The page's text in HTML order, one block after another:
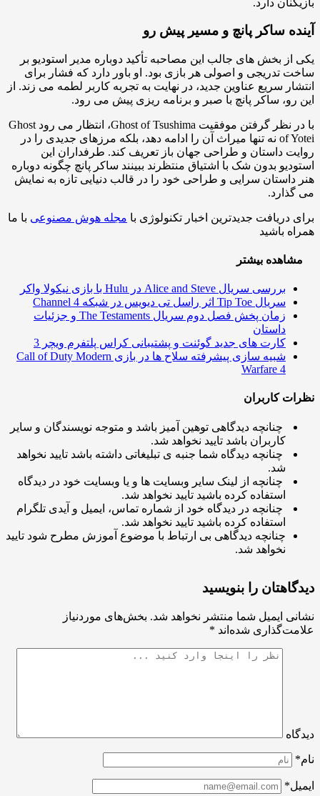
دارد.
ساکر پانچ و مسیر پیش رو
بخش های جالب این مصاحبه تأکید دوباره مدیر استودیو بر
تدریجی و اصولی هر بازی بود. او باور دارد که فشار برای
سریع عناوین جدید، در نهایت به تجربه کاربر لطمه می زند. از
ساکر پانچ با صبر و برنامه ریزی پیش می رود.
با در نظر گرفتن موفقیت Ghost of Tsushima، انتظار می رود Ghost
of Yotei نه تنها میراث آن را ادامه دهد، بلکه مرزهای جدیدی را در
داستان و طراحی جهان باز تعریف کند. طرفداران این
بدون شک با اشتیاق منتظرند ببینند ساکر پانچ چگونه دوباره
داستان سرایی و طراحی خود را در قالب دنیایی تازه به نمایش
دریافت جدیدترین اخبار تکنولوژی با مجله هوش مصنوعیبا ما
باشید
بیشتر
بررسی سریال Alice and Steve در Hulu با بازی نیکولا واکر
سریال Tip Toe اثر راسل تی دیویس در شبکه Channel 4
زمان پخش فصل دوم سریال The Testaments و جزئیات
داستان
کارت های جدید گوئنت و پشتیبانی کراس پلتفرم ویچر 3
شبیه سازی پیشرفته سلاح ها در بازی Call of Duty Modern
Warfare 4
کاربران
چنانچه دیدگاهی توهین آمیز باشد و متوجه نویسندگان و سایر
کاربران باشد تایید نخواهد شد.
چنانچه دیدگاه شما جنبه ی تبلیغاتی داشته باشد تایید نخواهد
چنانچه از لینک سایر وبسایت ها و یا وبسایت خود در دیدگاه
استفاده کرده باشید تایید نخواهد شد.
چنانچه در دیدگاه خود از شماره تماس، ایمیل و آیدی تلگرام
استفاده کرده باشید تایید نخواهد شد.
چنانچه دیدگاهی بی ارتباط با موضوع آموزش مطرح شود تایید
نخواهد شد.
را بنویسید
ایمیل شما منتشر نخواهد شد. بخش‌های موردنیاز
شده‌اند*